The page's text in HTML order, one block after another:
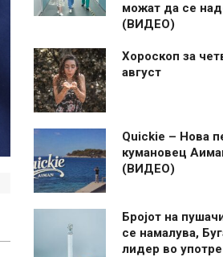
можат да се
(ВИДЕО)
Хороскоп за
август
Quickie – Нова
кумановец
(ВИДЕО)
Бројот на
се намалува,
лидер во